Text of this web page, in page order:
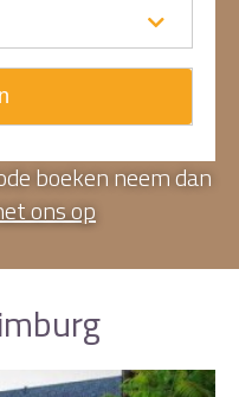
boeken neem dan
ons op